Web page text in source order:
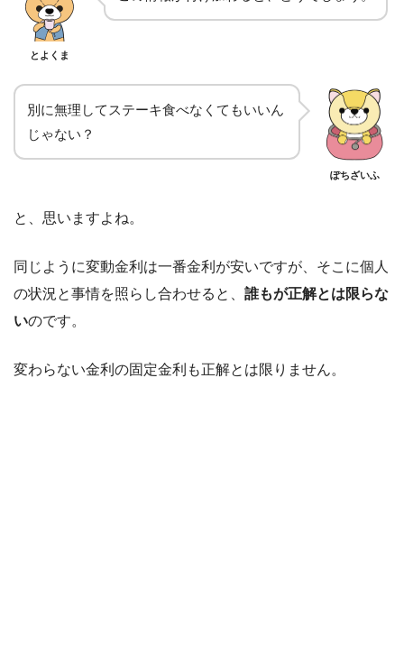
とよくま
別に無理してステーキ食べなくてもいいん
じゃない？
ぽちざいふ
と、思いますよね。
同じように変動金利は一番金利が安いですが、そこに個人
の状況と事情を照らし合わせると、 誰もが正解とは限らな
いのです。
変わらない金利の固定金利も正解とは限りません。